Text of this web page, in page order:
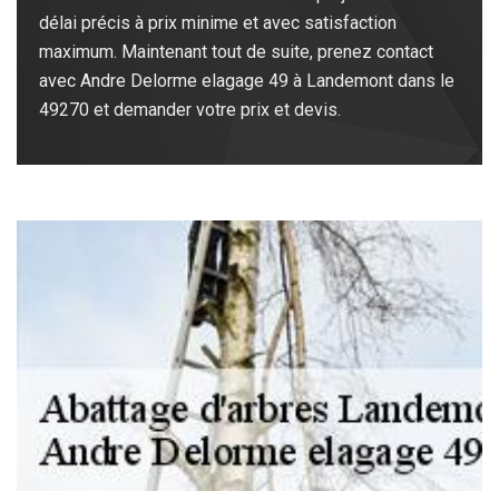
délai précis à prix minime et avec satisfaction
maximum. Maintenant tout de suite, prenez contact
avec Andre Delorme elagage 49 à Landemont dans le
49270 et demander votre prix et devis.